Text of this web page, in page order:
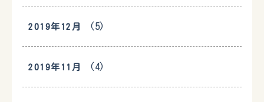
2019年12月 (5)
2019年11月 (4)